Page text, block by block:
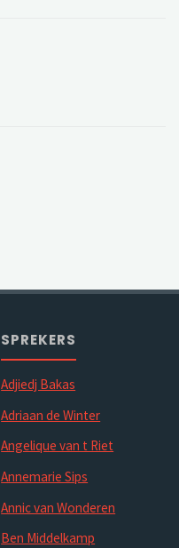
SPREKERS
Adjiedj Bakas
Adriaan de Winter
Angelique van t Riet
Annemarie Sips
Annic van Wonderen
Ben Middelkamp